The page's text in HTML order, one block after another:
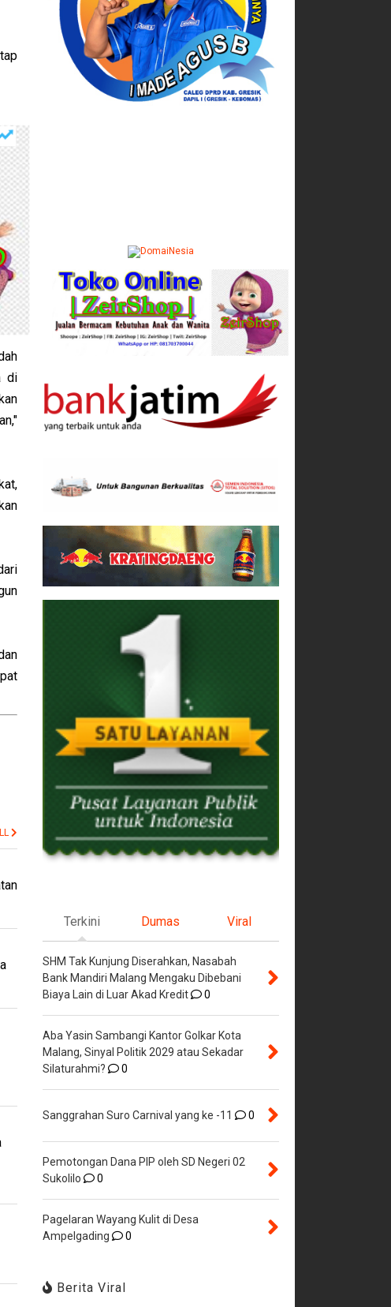
di
Terkini Dumas Viral
SHM Tak Kunjung Diserahkan, Nasabah
Bank Mandiri Malang Mengaku Dibebani
Biaya Lain di Luar Akad Kredit
0
Aba Yasin Sambangi Kantor Golkar Kota
Malang, Sinyal Politik 2029 atau Sekadar
Silaturahmi?
0
Sanggrahan Suro Carnival yang ke -11 0
Pemotongan Dana PIP oleh SD Negeri 02
Sukolilo
0
Pagelaran Wayang Kulit di Desa
Ampelgading
0
Berita Viral